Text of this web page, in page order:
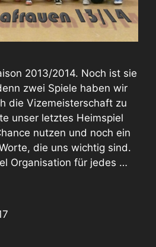
2013/2014. Noch ist sie
zwei Spiele haben wir
die Vizemeisterschaft zu
unser letztes Heimspiel
nutzen und noch ein
die uns wichtig sind.
Organisation für jedes …